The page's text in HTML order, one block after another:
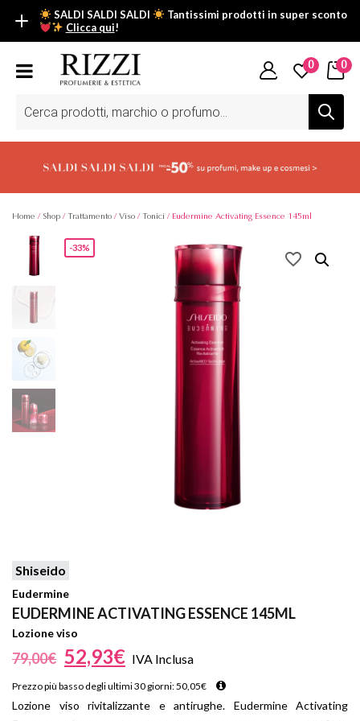
SALDI SALDI SALDI
Tantissimi prodotti in super sconto
Clicca qui!
SALDI SALDI SALDI
Fino al -50% su tantissimi prodotti beauty nella sezione saldi: il
Scopri tutti i prodotti in super saldo!Clicca qui
prodotti
0 0
Home / Shop / Trattamento / Viso / Tonici / Eudermine Activating Essence 145ml
-33%
Shiseido
Eudermine
EUDERMINE ACTIVATING ESSENCE 145ML
Lozione viso
79,00€ 52,93€ IVA Inclusa
Prezzo più basso degli ultimi 30 giorni:50,05€
Lozione viso rivitalizzante e antirughe. Eudermine Activating